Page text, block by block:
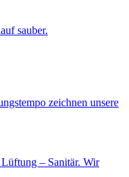
sauber.
zeichnen unsere
– Sanitär. Wir